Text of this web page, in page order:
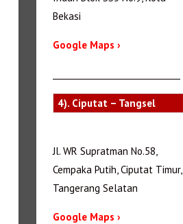
Bekasi
Google Maps ›
4). Ciputat – Tangsel
Jl. WR Supratman No.58,
Cempaka Putih, Ciputat Timur,
Tangerang Selatan
Google Maps ›